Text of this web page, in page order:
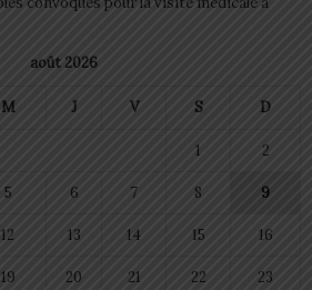
août 2026
M J V S D
1 2
5 6 7 8 9
12 13 14 15 16
19 20 21 22 23